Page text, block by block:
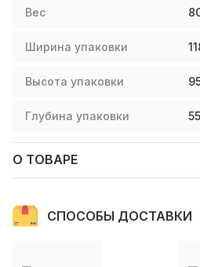
Вес
Ширина упаковки
Высота упаковки
Глубина упаковки
О ТОВАРЕ
СПОСОБЫ ДОСТАВКИ